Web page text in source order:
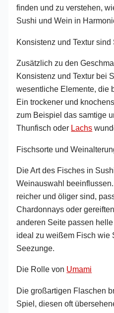
finden und zu verstehen,
Sushi und Wein in
Konsistenz und Textur
Zusätzlich zu den
Konsistenz und Textur bei
wesentliche Elemente, die
Ein trockener und
zum Beispiel das samtige
Thunfisch oder Lachs
Fischsorte und
Die Art des Fisches in
Weinauswahl
reicher und öliger sind,
Chardonnays oder
anderen Seite passen
ideal zu weißem Fisch wie
Seezunge.
Die Rolle von Umami
Die großartigen Flaschen
Spiel, diesen oft